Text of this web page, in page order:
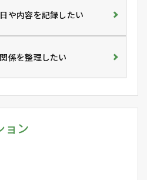
や内容を記録したい
係を整理したい
ョン